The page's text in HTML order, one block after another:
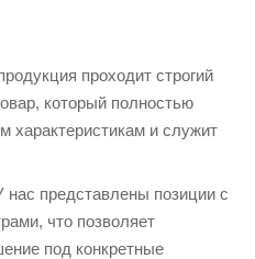
проходит строгий
который полностью
характеристикам и служит
нас представлены позиции с
что позволяет
под конкретные